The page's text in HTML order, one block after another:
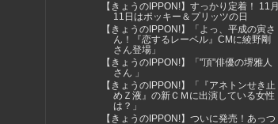
【きょうのIPPON!】すっかり定着！ 11月
11日はポッキー＆プリッツの日
【きょうのIPPON!】「よっ、平成の寅さ
ん！『恋するレーベル』CMに綾野剛
さん登場」
【きょうのIPPON!】「"頂"俳優の堺雅人
さん 」
【きょうのIPPON!】「『アネトンせき止
めＺ液』の新ＣＭに出演している女性
は？」
【きょうのIPPON!】ついに発売！あっつ